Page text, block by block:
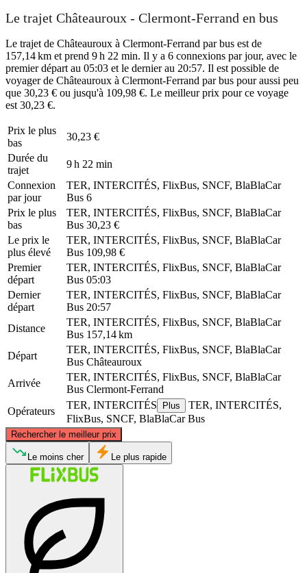
Le trajet Châteauroux - Clermont-Ferrand en bus
Le trajet de Châteauroux à Clermont-Ferrand par bus est de
157,14 km et prend 9 h 22 min. Il y a 6 connexions par jour, avec le
premier départ au 05:03 et le dernier au 20:57. Il est possible de
voyager de Châteauroux à Clermont-Ferrand par bus pour aussi peu
que 30,23 € ou jusqu'à 109,98 €. Le meilleur prix pour ce voyage
est 30,23 €.
Prix ​​le plus
bas
30,23 €
Durée du
trajet
9 h 22 min
Connexion
par jour
TER, INTERCITÉS, FlixBus, SNCF, BlaBlaCar
Bus 6
Prix ​​le plus
bas
TER, INTERCITÉS, FlixBus, SNCF, BlaBlaCar
Bus 30,23 €
Le prix le
plus élevé
TER, INTERCITÉS, FlixBus, SNCF, BlaBlaCar
Bus 109,98 €
Premier
départ
TER, INTERCITÉS, FlixBus, SNCF, BlaBlaCar
Bus 05:03
Dernier
départ
TER, INTERCITÉS, FlixBus, SNCF, BlaBlaCar
Bus 20:57
Distance
TER, INTERCITÉS, FlixBus, SNCF, BlaBlaCar
Bus 157,14 km
Départ
TER, INTERCITÉS, FlixBus, SNCF, BlaBlaCar
Bus Châteauroux
Arrivée
TER, INTERCITÉS, FlixBus, SNCF, BlaBlaCar
Bus Clermont-Ferrand
Opérateurs
TER, INTERCITÉS Plus
TER, INTERCITÉS,
FlixBus, SNCF, BlaBlaCar Bus
Rechercher le meilleur prix
Châteauroux
©CARTO , ©OpenStreetMap
Le moins cher Le plus rapide